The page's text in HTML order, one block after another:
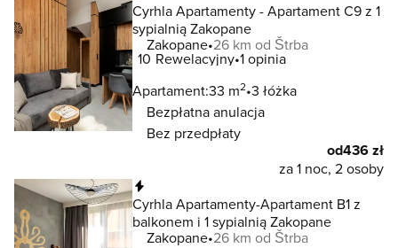
Cyrhla Apartamenty - Apartament C9 z 1
sypialnią Zakopane
Zakopane 26 km od Štrba
10 Rewelacyjny 1 opinia
Apartament:33 m2 3 łóżka
Bezpłatna anulacja
Bez przedpłaty
od436 zł
za 1 noc, 2 osoby
Cyrhla Apartamenty-Apartament B1 z
balkonem i 1 sypialnią Zakopane
Zakopane 26 km od Štrba